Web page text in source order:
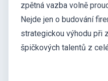
zpětná vazba volně
Nejde jen o budování
strategickou výhodu při
špičkových talentů z